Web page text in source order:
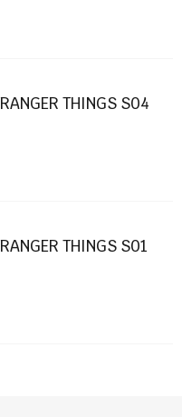
THINGS S04
THINGS S01